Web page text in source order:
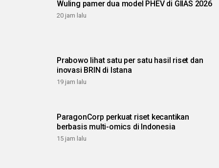
Wuling pamer dua model PHEV di GIIAS 2026
20 jam lalu
Prabowo lihat satu per satu hasil riset dan
inovasi BRIN di Istana
19 jam lalu
ParagonCorp perkuat riset kecantikan
berbasis multi-omics di Indonesia
15 jam lalu